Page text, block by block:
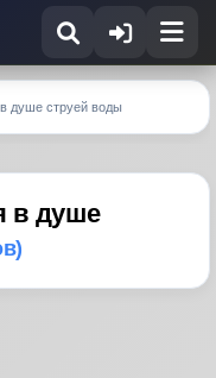
душе струей воды
в душе